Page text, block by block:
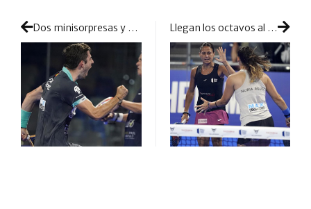
Dos minisorpresas y una retirada por lesión: la segunda parte de los 1/16 masculinos deja grandes alicientes de cara a octavos Llegan los octavos al cuadro femenino: duelos top para que las cabezas de serie comiencen su participación en Málaga